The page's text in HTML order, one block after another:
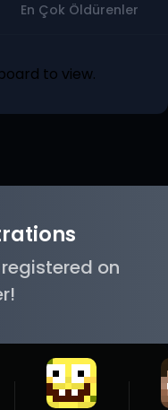
En Çok Öldürenler
to view.
on